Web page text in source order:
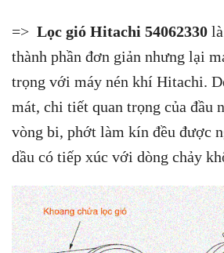
=> Lọc gió Hitachi 54062330
thành phần đơn giản nhưng lại
trọng với máy nén khí Hitachi.
mát, chi tiết quan trọng của đầu
vòng bi, phớt làm kín đều được
dầu có tiếp xúc với dòng chảy